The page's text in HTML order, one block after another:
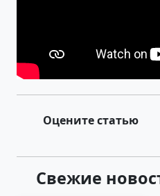
Оцените статью
Свежие